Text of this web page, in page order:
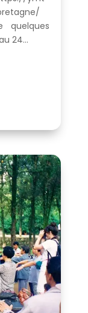
quelques
24...